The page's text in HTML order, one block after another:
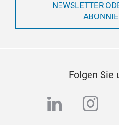
NEWSLETTER
Folgen Sie
linkedin